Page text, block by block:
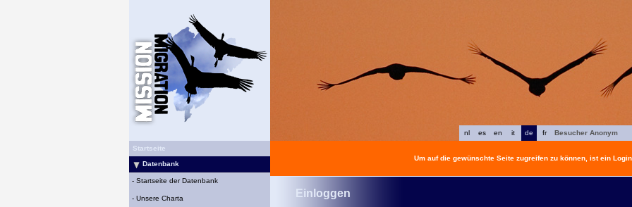
fr
de
it
en
es
nl
Besucher Anonym
Startseite
Datenbank
- Startseite der Datenbank
- Unsere Charta
Um auf die gewünschte Seite zugreifen zu können, ist ein
Einloggen